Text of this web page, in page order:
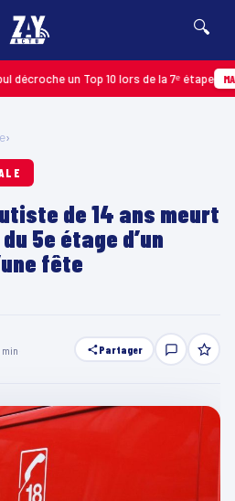
🔍
un Top 10 lors de la 7ᵉ étape
›
de 14 ans meurt
5e étage d’un
fête
Partager